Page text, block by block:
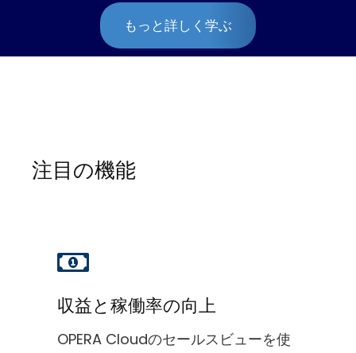
もっと詳しく学ぶ
注目の機能
収益と稼働率の向上
OPERA Cloudのセールスビューを使